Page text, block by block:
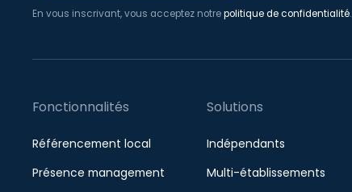
En vous inscrivant, vous acceptez notrepolitique de confidentialité.
Fonctionnalités
Référencement local
Présence management
Solutions
Indépendants
Multi-établissements